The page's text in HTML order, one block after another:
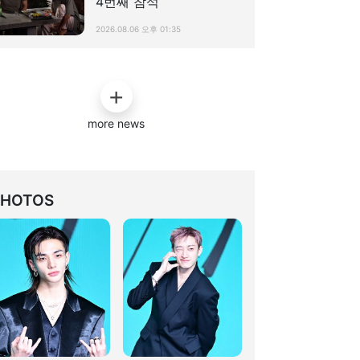
2026.08.06 오후 01:35
more news